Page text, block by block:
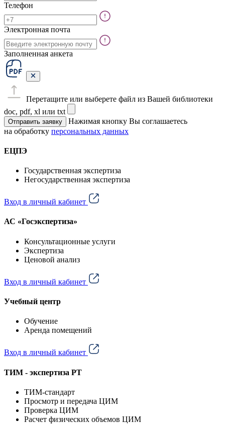
Телефон
Электронная почта
Заполненная анкета
Перетащите или выберете файл из Вашей библиотеки
doc, pdf, xl или txt
Отправить заявку
Нажимая кнопку Вы соглашаетесь
на обработку персональных данных
ЕЦПЭ
Государственная экспертиза
Негосударственная экспертиза
Вход в личный кабинет
АС «Госэкспертиза»
Консультационные услуги
Экспертиза
Ценовой анализ
Вход в личный кабинет
Учебный центр
Обучение
Аренда помещений
Вход в личный кабинет
ТИМ - экспертиза РТ
ТИМ-стандарт
Просмотр и передача ЦИМ
Проверка ЦИМ
Расчет физических объемов ЦИМ